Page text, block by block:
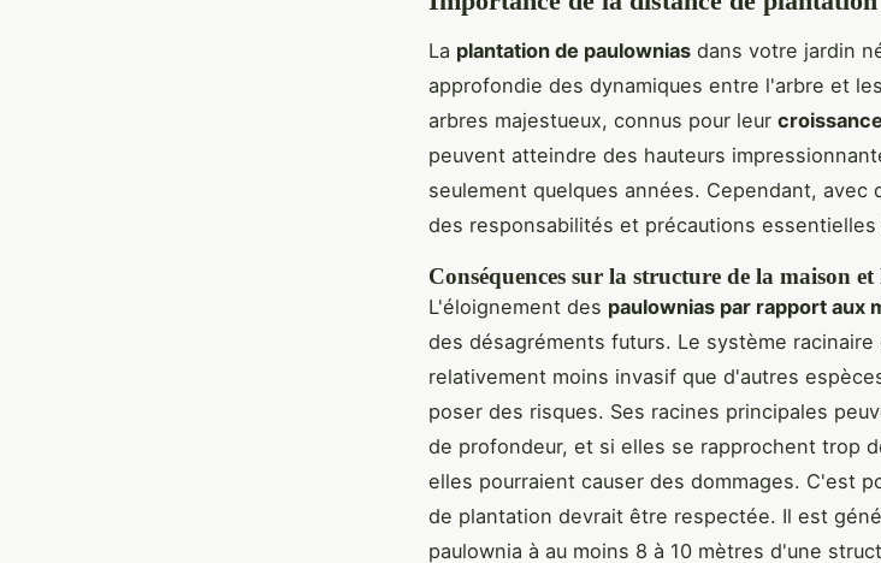
La plantation de paulownias dans votre jardin
approfondie des dynamiques entre l'arbre et
arbres majestueux, connus pour leur
peuvent atteindre des hauteurs
seulement quelques années. Cependant, avec
des responsabilités et précautions essentielles
Conséquences sur la structure de la maison et
L'éloignement des paulownias par rapport aux
des désagréments futurs. Le système racinaire
relativement moins invasif que d'autres
poser des risques. Ses racines principales
de profondeur, et si elles se rapprochent trop
elles pourraient causer des dommages. C'est
de plantation devrait être respectée. Il est
paulownia à au moins 8 à 10 mètres d'une